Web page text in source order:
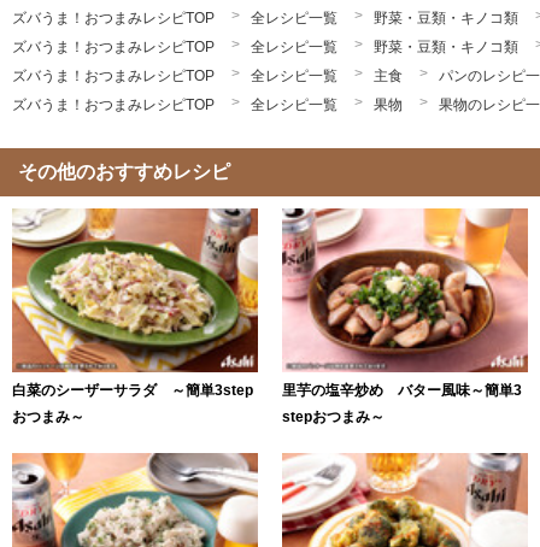
ズバうま！おつまみレシピTOP
全レシピ一覧
野菜・豆類・キノコ類
ズバうま！おつまみレシピTOP
全レシピ一覧
野菜・豆類・キノコ類
ズバうま！おつまみレシピTOP
全レシピ一覧 主食
パンのレシピ
ズバうま！おつまみレシピTOP
全レシピ一覧 果物 果物のレシピ
その他のおすすめレシピ
白菜のシーザーサラダ ～簡単3step
おつまみ～
里芋の塩辛炒め バター風味～簡単3
stepおつまみ～